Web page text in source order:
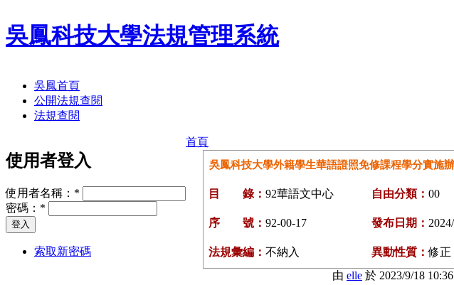
吳鳳科技大學法規管理系統
吳鳳首頁
公開法規查閱
法規查閱
使用者登入
使用者名稱： *
密碼： *
索取新密碼
首頁
吳鳳科技大學外籍學生華語證照免修課程學分實施
目 錄： 92華語文中心 自由分類： 00
序 號： 92-00-17 發布日期：
法規彙編： 不納入 異動性質：修正
由 elle 於 2023/9/18